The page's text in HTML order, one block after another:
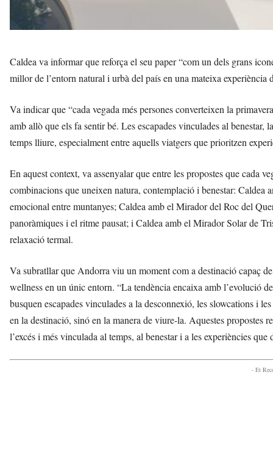
Caldea va informar que reforça el seu paper “com un dels grans
millor de l’entorn natural i urbà del país en una mateixa experiència
Va indicar que “cada vegada més persones converteixen la
amb allò que els fa sentir bé. Les escapades vinculades al
temps lliure, especialment entre aquells viatgers que prioritzen
En aquest context, va assenyalar que entre les propostes que cada
combinacions que uneixen natura, contemplació i benestar:
emocional entre muntanyes; Caldea amb el Mirador del Roc del
panoràmiques i el ritme pausat; i Caldea amb el Mirador Solar de
relaxació termal.
Va subratllar que Andorra viu un moment com a destinació capaç
wellness en un únic entorn. “La tendència encaixa amb l’evolució
busquen escapades vinculades a la desconnexió, les slowcations i
en la destinació, sinó en la manera de viure-la. Aquestes propostes
l’excés i més vinculada al temps, al benestar i a les experiències que
- Et